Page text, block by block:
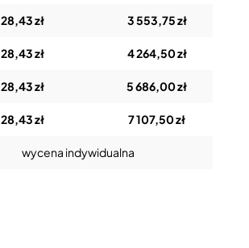
28,43 zł 3 553,75 zł
28,43 zł 4 264,50 zł
28,43 zł 5 686,00 zł
28,43 zł 7 107,50 zł
wycena indywidualna